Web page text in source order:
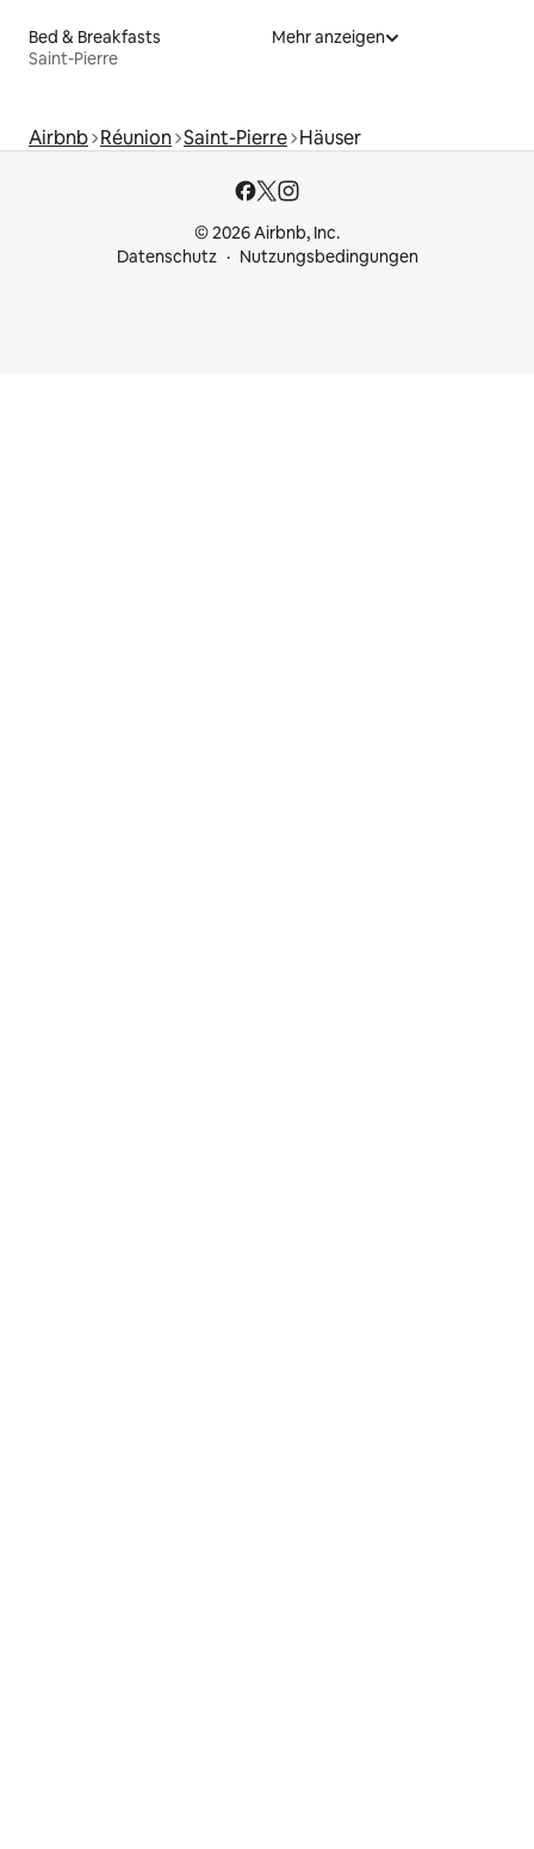
Bed & Breakfasts
Saint-Pierre
Mehr anzeigen
Airbnb Réunion Saint-Pierre Häuser
© 2026 Airbnb, Inc.
Datenschutz
Nutzungsbedingungen